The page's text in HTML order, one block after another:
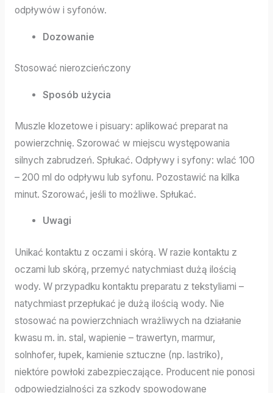
odpływów i syfonów.
Dozowanie
Stosować nierozcieńczony
Sposób użycia
Muszle klozetowe i pisuary: aplikować preparat na
powierzchnię. Szorować w miejscu występowania
silnych zabrudzeń. Spłukać. Odpływy i syfony: wlać 100
– 200 ml do odpływu lub syfonu. Pozostawić na kilka
minut. Szorować, jeśli to możliwe. Spłukać.
Uwagi
Unikać kontaktu z oczami i skórą. W razie kontaktu z
oczami lub skórą, przemyć natychmiast dużą ilością
wody. W przypadku kontaktu preparatu z tekstyliami –
natychmiast przepłukać je dużą ilością wody. Nie
stosować na powierzchniach wrażliwych na działanie
kwasu m. in. stal, wapienie – trawertyn, marmur,
solnhofer, łupek, kamienie sztuczne (np. lastriko),
niektóre powłoki zabezpieczające. Producent nie ponosi
odpowiedzialności za szkody spowodowane